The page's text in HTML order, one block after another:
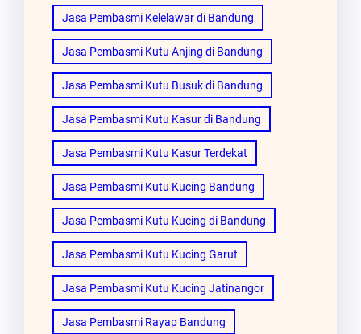
Jasa Pembasmi Kelelawar di Bandung
Jasa Pembasmi Kutu Anjing di Bandung
Jasa Pembasmi Kutu Busuk di Bandung
Jasa Pembasmi Kutu Kasur di Bandung
Jasa Pembasmi Kutu Kasur Terdekat
Jasa Pembasmi Kutu Kucing Bandung
Jasa Pembasmi Kutu Kucing di Bandung
Jasa Pembasmi Kutu Kucing Garut
Jasa Pembasmi Kutu Kucing Jatinangor
Jasa Pembasmi Rayap Bandung